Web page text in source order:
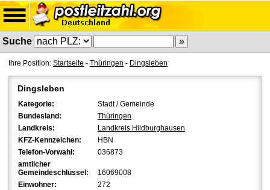
Suche
Ihre Position: Startseite - Thüringen - Dingsleben
Dingsleben
Kategorie:
Stadt / Gemeinde
Bundesland:
Thüringen
Landkreis:
Landkreis Hildburghausen
KFZ-Kennzeichen:
HBN
Telefon-Vorwahl:
036873
amtlicher
Gemeindeschlüssel:
16069008
Einwohner:
272